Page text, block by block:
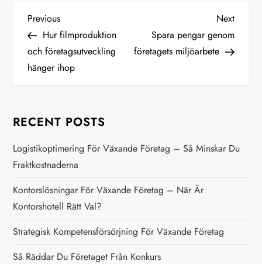
P
o
s
n
a
v
i
g
Previous
Post
Previous
Hur filmproduktion
och företagsutveckling
hänger ihop
Next
Post
Next
Spara pengar genom
företagets miljöarbete
RECENT POSTS
Logistikoptimering För Växande Företag – Så Minskar Du
Fraktkostnaderna
Kontorslösningar För Växande Företag – När Är
Kontorshotell Rätt Val?
Strategisk Kompetensförsörjning För Växande Företag
Så Räddar Du Företaget Från Konkurs